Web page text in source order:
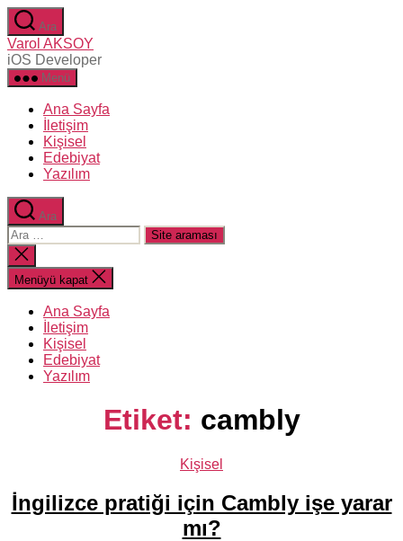
İçeriğe
atla
Ara
Varol AKSOY
iOS Developer
Menü
Ana Sayfa
İletişim
Kişisel
Edebiyat
Yazılım
Ara
Arama
yap:
Aramayı
kapat
Menüyü kapat
Ana Sayfa
İletişim
Kişisel
Edebiyat
Yazılım
Etiket: cambly
Kategoriler
Kişisel
İngilizce pratiği için Cambly işe yarar
mı?